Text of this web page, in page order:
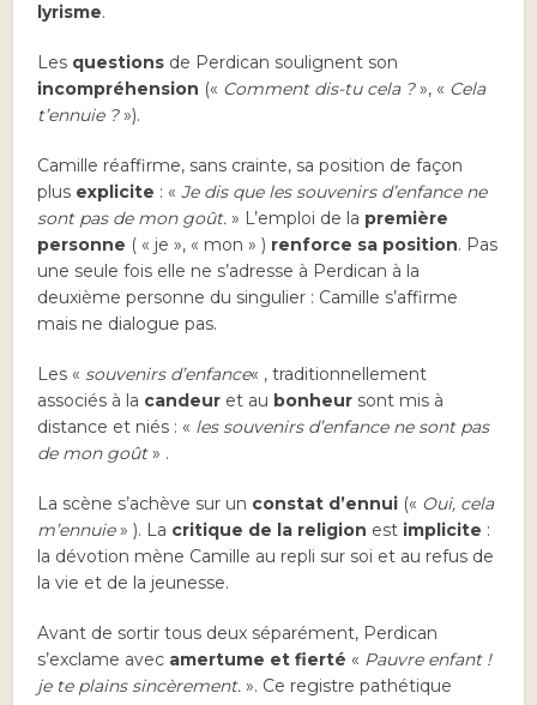
lyrisme.
Les questions de Perdican soulignent son
incompréhension (« Comment dis-tu cela ?», « Cela
t’ennuie ?»).
Camille réaffirme, sans crainte, sa position de façon
plus explicite : «Je dis que les souvenirs d’enfance ne
sont pas de mon goût.» L’emploi de la première
personne ( « je », « mon » ) renforce sa position. Pas
une seule fois elle ne s’adresse à Perdican à la
deuxième personne du singulier : Camille s’affirme
mais ne dialogue pas.
Les « souvenirs d’enfance« , traditionnellement
associés à la candeur et au bonheur sont mis à
distance et niés : « les souvenirs d’enfance ne sont pas
de mon goût» .
La scène s’achève sur un constat d’ennui (« Oui, cela
m’ennuie» ). La critique de la religion est implicite :
la dévotion mène Camille au repli sur soi et au refus de
la vie et de la jeunesse.
Avant de sortir tous deux séparément, Perdican
s’exclame avec amertume et fierté « Pauvre enfant !
je te plains sincèrement.». Ce registre pathétique